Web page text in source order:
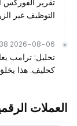
تقرير الفوركس
التوظيف غير
2026-08-06 19:38
تحليل: ترامب
كحليف. هذا
العملات